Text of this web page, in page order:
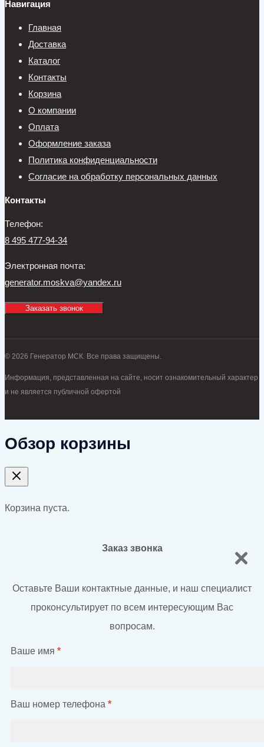
Навигация
Главная
Доставка
Каталог
Контакты
Корзина
О компании
Оплата
Оформление заказа
Политика конфиденциальности
Согласие на обработку персональных данных
Контакты
Телефон:
8 495 477-94-34
Электронная почта:
generator.moskva@yandex.ru
Заказать звонок
© 2026 Генератор МСК. Все права защищены.
Информация, представленная на сайте, носит ознакомительный характер
и не является публичной офертой
Обзор корзины
Корзина пуста.
Заказ звонка
Оставьте Ваши контактные данные, и наш специалист
проконсультирует по всем интересующим Вас
вопросам.
Ваше имя *
Ваш номер телефона *